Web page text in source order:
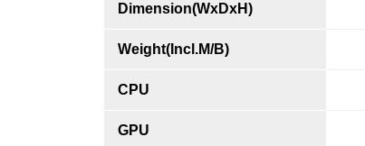
Dimension(WxDxH)
Weight(Incl.M/B)
CPU
GPU